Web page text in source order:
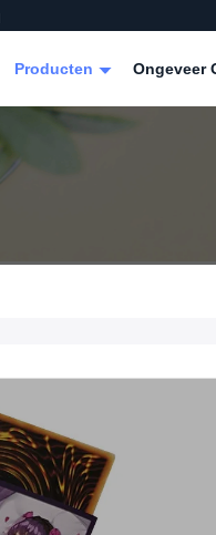
Producten Ongeveer